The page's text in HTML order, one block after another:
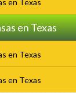
en Texas
en Texas
en Texas
en Texas